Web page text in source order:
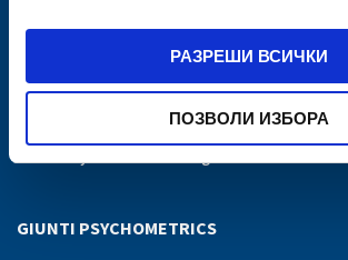
РАЗРЕШИ ВСИЧКИ
ПОЗВОЛИ ИЗБОРА
GIUNTI PSYCHOMETRICS